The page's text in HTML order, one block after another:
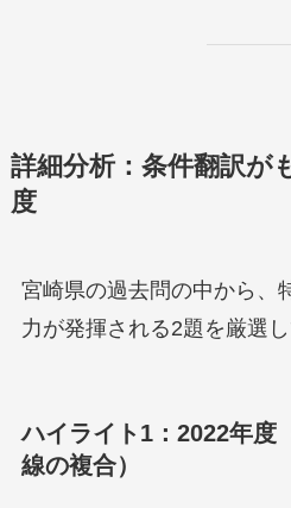
詳細分析：条件翻訳が
度
宮崎県の過去問の中から、
力が発揮される2題を厳選し
ハイライト1：2022年度
線の複合）